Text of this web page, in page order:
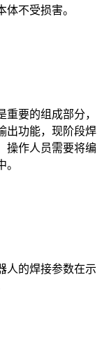
不受损害。
要的组成部分，
出功能，现阶段焊
操作人员需要将编
人的焊接参数在示